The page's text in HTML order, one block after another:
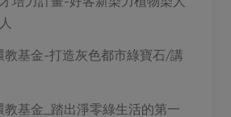
教基金-打造灰色都市綠寶石/講
教基金_踏出淨零綠生活的第一